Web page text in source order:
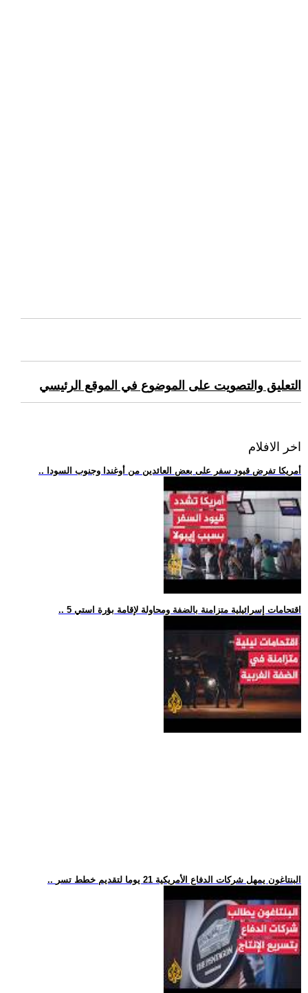
التعليق والتصويت على الموضوع في الموقع الرئيسي
اخر الافلام
.. أمريكا تفرض قيود سفر على بعض العائدين من أوغندا وجنوب السودا
.. 5 اقتحامات إسرائيلية متزامنة بالضفة ومحاولة لإقامة بؤرة استي
.. البنتاغون يمهل شركات الدفاع الأمريكية 21 يوما لتقديم خطط تسر